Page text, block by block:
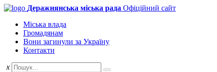
Деражнянська міська рада Офіційний сайт
Міська влада
Громадянам
Вони загинули за Україну
Контакти
x